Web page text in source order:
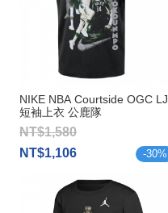
NIKE NBA Courtside OGC LJ
短袖上衣 公鹿隊
Antetokounmpo
NT$1,580
NT$1,106
-30%